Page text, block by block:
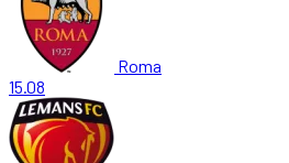
Roma
15.08